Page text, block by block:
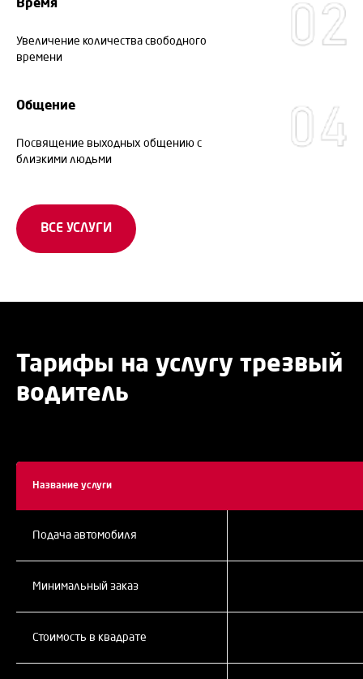
Время
Увеличение количества свободного
времени
Общение
Посвящение выходных общению с
близкими людьми
ВСЕ УСЛУГИ
Тарифы на услугу трезвый
водитель
Название услуги
Подача автомобиля
Минимальный заказ
Стоимость в квадрате